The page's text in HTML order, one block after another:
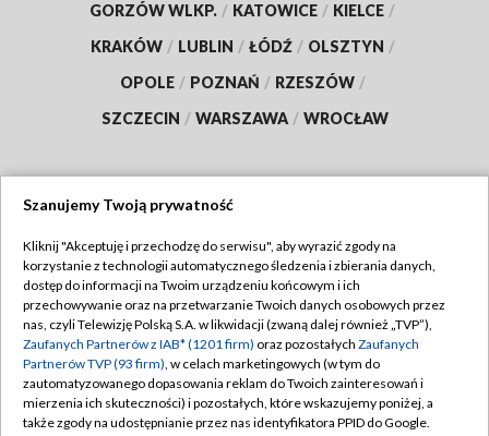
GORZÓW WLKP. / KATOWICE / KIELCE /
KRAKÓW / LUBLIN / ŁÓDŹ / OLSZTYN /
OPOLE / POZNAŃ / RZESZÓW /
SZCZECIN / WARSZAWA / WROCŁAW
TVP
Abonament TVP
Emisja w TVP
Centrum informacji TVP
Naziemna Telewizja Cyfrowa
Regulamin TVP
Polityka prywatności
Moje zgody
Pomoc
Szanujemy Twoją prywatność
Kliknij "Akceptuję i przechodzę do serwisu", aby wyrazić zgody na
korzystanie z technologii automatycznego śledzenia i zbierania danych,
dostęp do informacji na Twoim urządzeniu końcowym i ich
przechowywanie oraz na przetwarzanie Twoich danych osobowych przez
nas, czyli Telewizję Polską S.A. w likwidacji (zwaną dalej również „TVP”),
Zaufanych Partnerów z IAB* (1201 firm) oraz pozostałych Zaufanych
Partnerów TVP (93 firm), w celach marketingowych (w tym do
zautomatyzowanego dopasowania reklam do Twoich zainteresowań i
mierzenia ich skuteczności) i pozostałych, które wskazujemy poniżej, a
także zgody na udostępnianie przez nas identyfikatora PPID do Google.